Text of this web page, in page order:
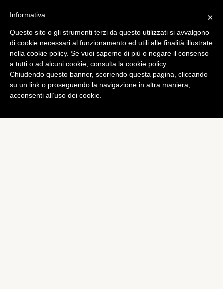
Europa League
Europa League: sorteggio
fortunato per lo Stoccarda
di Alessandro Moretti
×
Informativa
Questo sito o gli strumenti terzi da questo utilizzati si avvalgono
di cookie necessari al funzionamento ed utili alle finalità illustrate
nella cookie policy. Se vuoi saperne di più o negare il consenso
a tutti o ad alcuni cookie, consulta la cookie policy.
Chiudendo questo banner, scorrendo questa pagina, cliccando
su un link o proseguendo la navigazione in altra maniera,
acconsenti all’uso dei cookie.